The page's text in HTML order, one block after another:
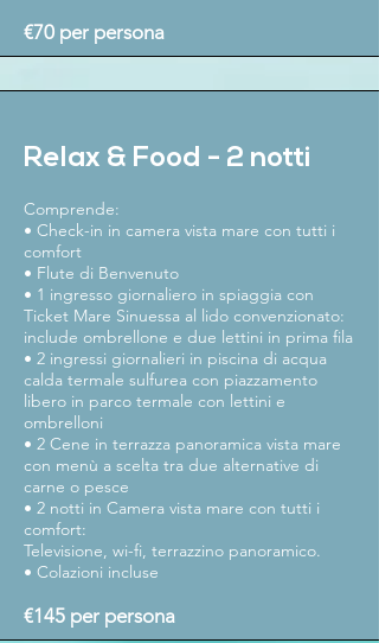
€70 per persona
Relax & Food - 2 notti
Comprende:
• Check-in in camera vista mare con tutti i
comfort
• Flute di Benvenuto
• 1 ingresso giornaliero in spiaggia con
Ticket Mare Sinuessa al lido convenzionato:
include ombrellone e due lettini in prima fila
• 2 ingressi giornalieri in piscina di acqua
calda termale sulfurea con piazzamento
libero in parco termale con lettini e
ombrelloni
• 2 Cene in terrazza panoramica vista mare
con menù a scelta tra due alternative di
carne o pesce
• 2 notti in Camera vista mare con tutti i
comfort:
Televisione, wi-fi, terrazzino panoramico.
• Colazioni incluse
€145 per persona